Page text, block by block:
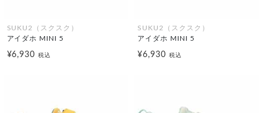
SUKU2（スクスク）
アイダホ MINI 5
¥6,930税込
SUKU2（スクスク）
アイダホ MINI 5
¥6,930 税込